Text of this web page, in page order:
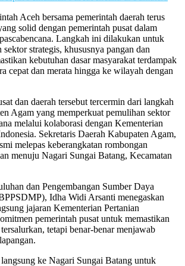
Aceh bersama pemerintah daerah terus
solid dengan pemerintah pusat dalam
Langkah ini dilakukan untuk
strategis, khususnya pangan dan
kebutuhan dasar masyarakat terdampak
cepat dan merata hingga ke wilayah dengan
dan daerah tersebut tercermin dari langkah
Agam yang memperkuat pemulihan sektor
melalui kolaborasi dengan Kementerian
Sekretaris Daerah Kabupaten Agam,
melepas keberangkatan rombongan
menuju Nagari Sungai Batang, Kecamatan
dan Pengembangan Sumber Daya
Idha Widi Arsanti menegaskan
jajaran Kementerian Pertanian
pemerintah pusat untuk memastikan
tetapi benar-benar menjawab
ke Nagari Sungai Batang untuk